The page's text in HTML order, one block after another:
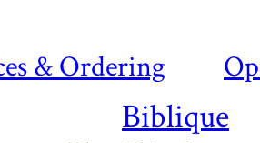
& Ordering
Biblique